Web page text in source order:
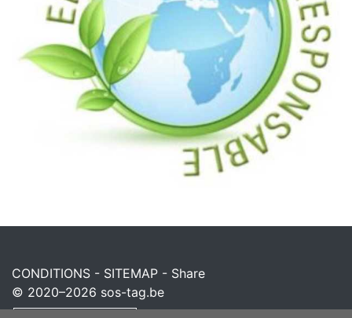
CONDITIONS - SITEMAP - Share
© 2020–2026 sos-tag.be